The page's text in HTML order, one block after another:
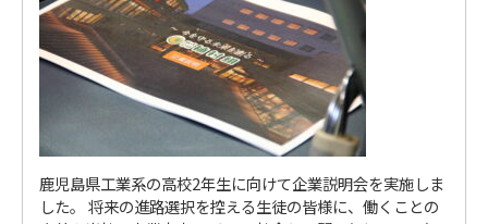
鹿児島県工業系の高校2年生に向けて企業説明会を実施しま
した。 将来の進路選択を控える生徒の皆様に、働くことの